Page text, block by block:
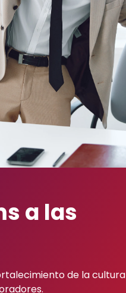
a las
de la cultura